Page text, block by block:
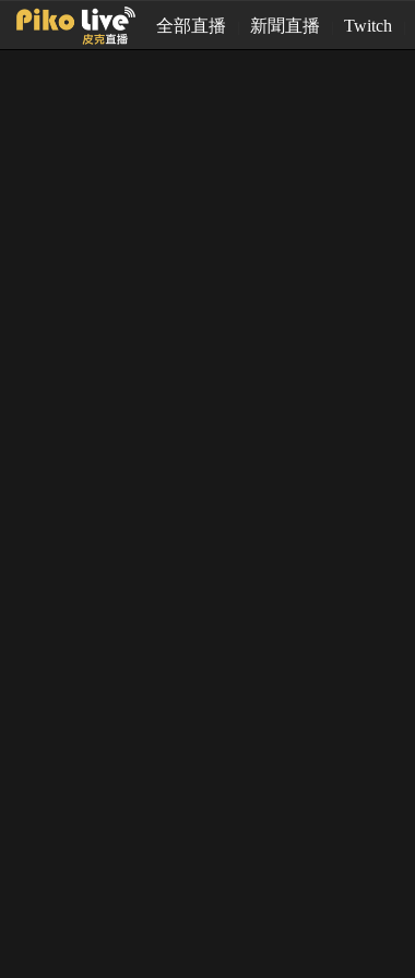
全部直播 新聞直播 Twitch